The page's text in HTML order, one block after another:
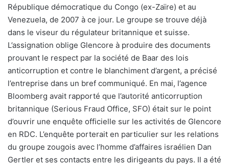
République démocratique du Congo (ex-Zaïre) et au
Venezuela, de 2007 à ce jour. Le groupe se trouve déjà
dans le viseur du régulateur britannique et suisse.
L’assignation oblige Glencore à produire des documents
prouvant le respect par la société de Baar des lois
anticorruption et contre le blanchiment d’argent, a précisé
l’entreprise dans un bref communiqué. En mai, l’agence
Bloomberg avait rapporté que l’autorité anticorruption
britannique (Serious Fraud Office, SFO) était sur le point
d’ouvrir une enquête officielle sur les activités de Glencore
en RDC. L’enquête porterait en particulier sur les relations
du groupe zougois avec l’homme d’affaires israélien Dan
Gertler et ses contacts entre les dirigeants du pays. Il a été